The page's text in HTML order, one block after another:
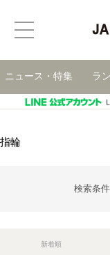
ニュース・特集 ラ
指輪
検索条
新着順